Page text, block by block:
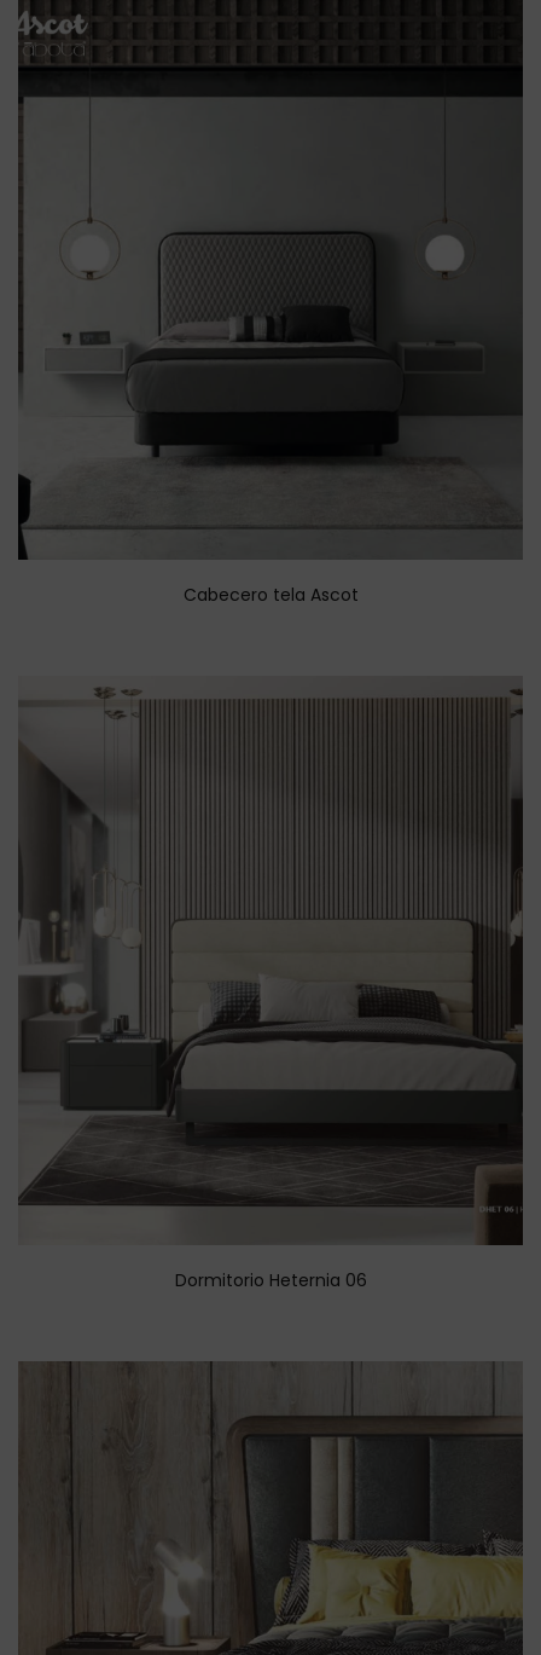
Cabecero tela Ascot
Dormitorio Heternia 06